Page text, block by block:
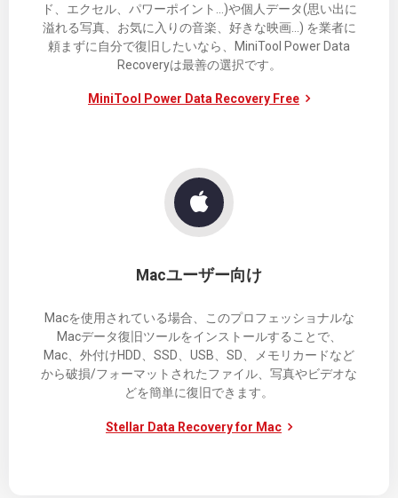
ド、エクセル、パワーポイント...)や個人データ(思い出に
溢れる写真、お気に入りの音楽、好きな映画...) を業者に
頼まずに自分で復旧したいなら、MiniTool Power Data
Recoveryは最善の選択です。
MiniTool Power Data Recovery Free
Macユーザー向け
Macを使用されている場合、このプロフェッショナルな
Macデータ復旧ツールをインストールすることで、
Mac、外付けHDD、SSD、USB、SD、メモリカードなど
から破損/フォーマットされたファイル、写真やビデオな
どを簡単に復旧できます。
Stellar Data Recovery for Mac